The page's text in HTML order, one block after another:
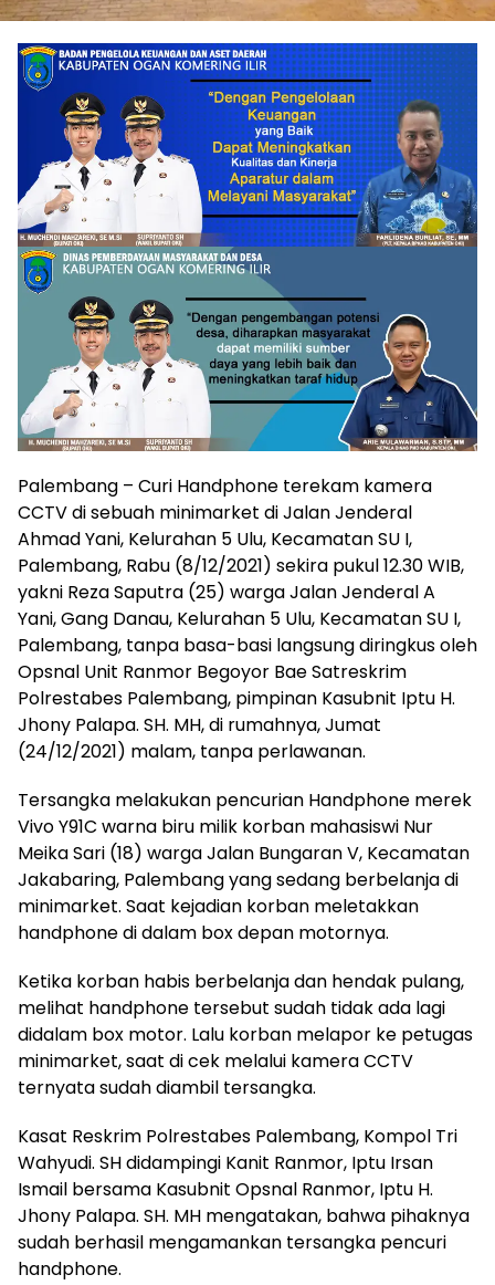
Palembang – Curi Handphone terekam kamera
CCTV di sebuah minimarket di Jalan Jenderal
Ahmad Yani, Kelurahan 5 Ulu, Kecamatan SU I,
Palembang, Rabu (8/12/2021) sekira pukul 12.30 WIB,
yakni Reza Saputra (25) warga Jalan Jenderal A
Yani, Gang Danau, Kelurahan 5 Ulu, Kecamatan SU I,
Palembang, tanpa basa-basi langsung diringkus oleh
Opsnal Unit Ranmor Begoyor Bae Satreskrim
Polrestabes Palembang, pimpinan Kasubnit Iptu H.
Jhony Palapa. SH. MH, di rumahnya, Jumat
(24/12/2021) malam, tanpa perlawanan.
Tersangka melakukan pencurian Handphone merek
Vivo Y91C warna biru milik korban mahasiswi Nur
Meika Sari (18) warga Jalan Bungaran V, Kecamatan
Jakabaring, Palembang yang sedang berbelanja di
minimarket. Saat kejadian korban meletakkan
handphone di dalam box depan motornya.
Ketika korban habis berbelanja dan hendak pulang,
melihat handphone tersebut sudah tidak ada lagi
didalam box motor. Lalu korban melapor ke petugas
minimarket, saat di cek melalui kamera CCTV
ternyata sudah diambil tersangka.
Kasat Reskrim Polrestabes Palembang, Kompol Tri
Wahyudi. SH didampingi Kanit Ranmor, Iptu Irsan
Ismail bersama Kasubnit Opsnal Ranmor, Iptu H.
Jhony Palapa. SH. MH mengatakan, bahwa pihaknya
sudah berhasil mengamankan tersangka pencuri
handphone.